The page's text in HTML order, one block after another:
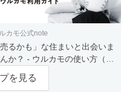
カモ公式note
売るかも」な住まいと出会いま
か？ - ウルカモの使い方（買
さま向け）
を見る